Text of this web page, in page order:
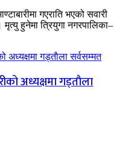
गएराति भएको सवारी
हुनेमा त्रियुगा नगरपालिका–
अध्यक्षमा गड्ताैला